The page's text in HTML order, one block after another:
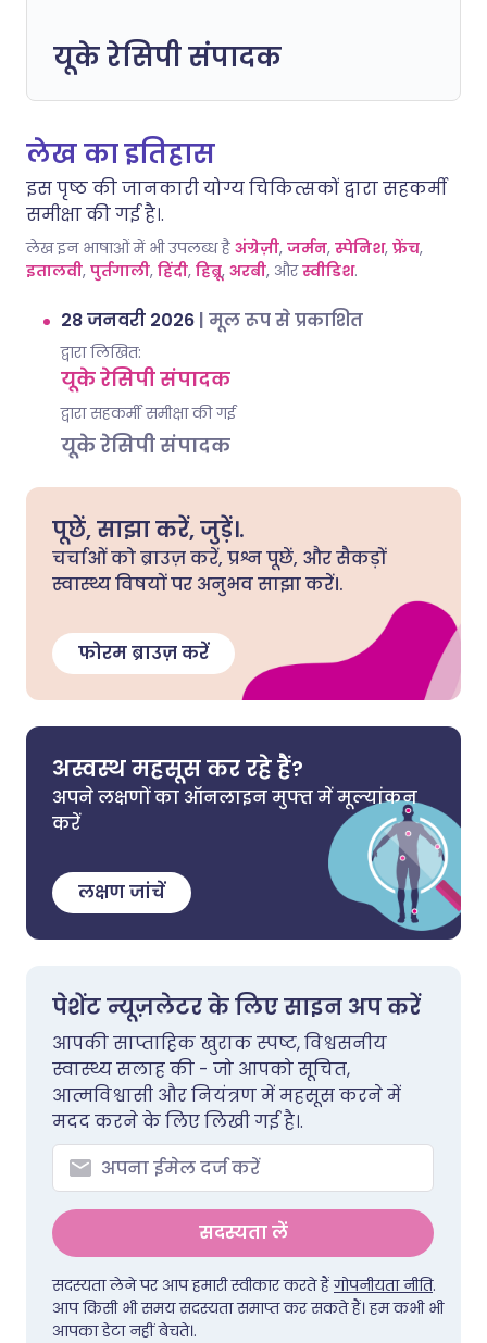
यूके रेसिपी संपादक
लेख का इतिहास
इस पृष्ठ की जानकारी योग्य चिकित्सकों द्वारा सहकर्मी
समीक्षा की गई है।.
लेख इन भाषाओं में भी उपलब्ध है अंग्रेज़ी, जर्मन, स्पेनिश, फ्रेंच,
इतालवी, पुर्तगाली, हिंदी, हिब्रू, अरबी, औरस्वीडिश.
28 जनवरी 2026 | मूल रूप से प्रकाशित
द्वारा लिखित:
यूके रेसिपी संपादक
द्वारा सहकर्मी समीक्षा की गई
यूके रेसिपी संपादक
पूछें, साझा करें, जुड़ें।.
चर्चाओं को ब्राउज़ करें, प्रश्न पूछें, और सैकड़ों
स्वास्थ्य विषयों पर अनुभव साझा करें।.
फोरम ब्राउज़ करें
अस्वस्थ महसूस कर रहे हैं?
अपने लक्षणों का ऑनलाइन मुफ्त में मूल्यांकन
करें
लक्षण जांचें
पेशेंट न्यूज़लेटर के लिए साइन अप करें
आपकी साप्ताहिक खुराक स्पष्ट, विश्वसनीय
स्वास्थ्य सलाह की - जो आपको सूचित,
आत्मविश्वासी और नियंत्रण में महसूस करने में
मदद करने के लिए लिखी गई है।.
सदस्यता लें
सदस्यता लेने पर आप हमारी स्वीकार करते हैंगोपनीयता नीति.
आप किसी भी समय सदस्यता समाप्त कर सकते हैं। हम कभी भी
आपका डेटा नहीं बेचते।.